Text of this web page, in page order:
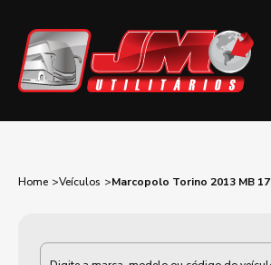
Home Veículos Marcopolo Torino 2013 MB
Categoria